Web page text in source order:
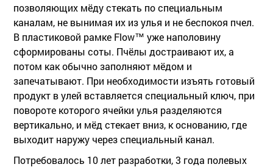
позволяющих мёду стекать по специальным
каналам, не вынимая их из улья и не беспокоя пчел.
В пластиковой рамке Flow™ уже наполовину
сформированы соты. Пчёлы достраивают их, а
потом как обычно заполняют мёдом и
запечатывают. При необходимости изъять готовый
продукт в улей вставляется специальный ключ, при
повороте которого ячейки улья разделяются
вертикально, и мёд стекает вниз, к основанию, где
выходит наружу через специальный канал.
Потребовалось 10 лет разработки, 3 года полевых